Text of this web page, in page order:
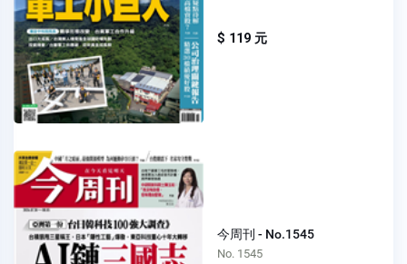
$ 119 元
今周刊 - No.1545
No. 1545